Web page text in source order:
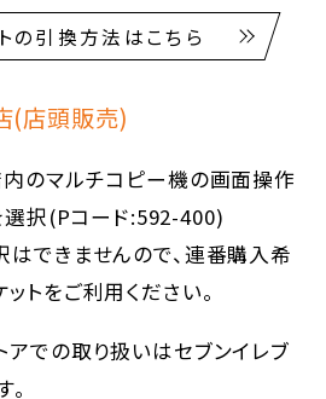
の引換方法はこちら
(店頭販売)
内のマルチコピー機の画面操作
選択(Pコード:592-400)
はできませんので、連番購入希
トをご利用ください。
での取り扱いはセブンイレブ